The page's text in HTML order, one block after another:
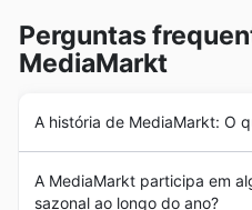
Perguntas
MediaMarkt
A história de MediaMarkt: O
primeira loja foi inaugurada
A MediaMarkt participa em
sazonal ao longo do ano?